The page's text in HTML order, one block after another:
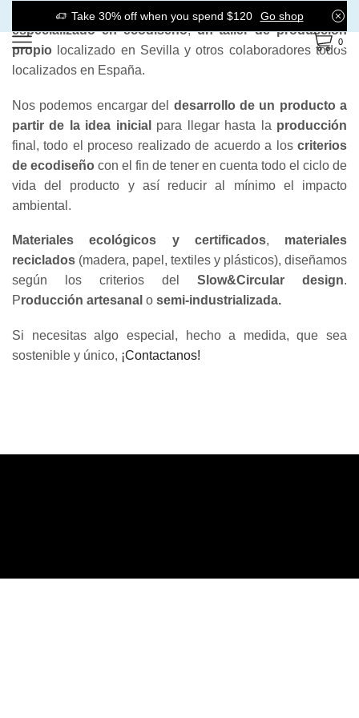
Take 30% off when you spend $120 Go shop
0
GREENthem contamos con un equipo de diseño
especializado en ecodiseño,un taller de producción
propio localizado en Sevilla y otros colaboradores todos
localizados en España.
Nos podemos encargar del desarrollo de un producto a
partir de la idea inicial
para llegar hasta la producción
final, todo el proceso realizado de acuerdo a loscriterios
de ecodiseño con el fin de tener en cuenta todo el ciclo de
vida del producto y así reducir al mínimo el impacto
ambiental.
Materiales ecológicos y certificados, materiales
reciclados (madera, papel, textiles y plásticos), diseñamos
según los criterios del
Slow&Circular design.
Producción artesanal o semi-industrializada.
Si necesitas algo especial, hecho a medida, que sea
sostenible y único, ¡Contactanos!